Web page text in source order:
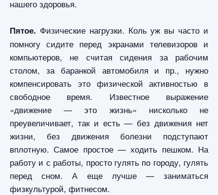
нашего здоровья.
Пятое. Физические нагрузки. Коль уж вы часто и
помногу сидите перед экранами телевизоров и
компьютеров, не считая сидения за рабочим
столом, за баранкой автомобиля и пр., нужно
компенсировать это физической активностью в
свободное время. Известное выражение
«движение — это жизнь» нисколько не
преувеличивает, так и есть — без движения нет
жизни, без движения болезни подступают
вплотную. Самое простое — ходить пешком. На
работу и с работы, просто гулять по городу, гулять
перед сном. А еще лучше — заниматься
физкультурой, фитнесом.